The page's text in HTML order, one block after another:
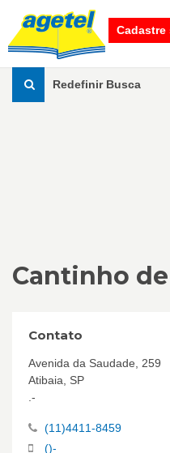
Cadastre
Redefinir Busca
Cantinho
Contato
Avenida da Saudade, 259
Atibaia, SP
.-
(11)4411-8459
()-